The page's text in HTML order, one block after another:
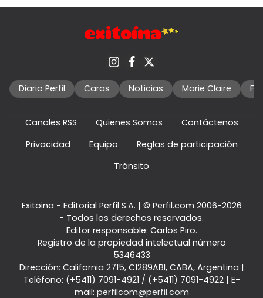
Diario Perfil Caras Noticias Marie Claire
Canales RSS Quienes Somos
Contáctenos
Privacidad
Equipo
Reglas de participación
Tránsito
Exitoina - Editorial Perfil S.A. | © Perfil.com 2006-2026
- Todos los derechos reservados.
Editor responsable: Carlos Piro.
Registro de la propiedad intelectual número
5346433
Dirección: California 2715, C1289ABI, CABA, Argentina |
Teléfono: (+5411) 7091-4921 / (+5411) 7091-4922| E-
mail: perfilcom@perfil.com